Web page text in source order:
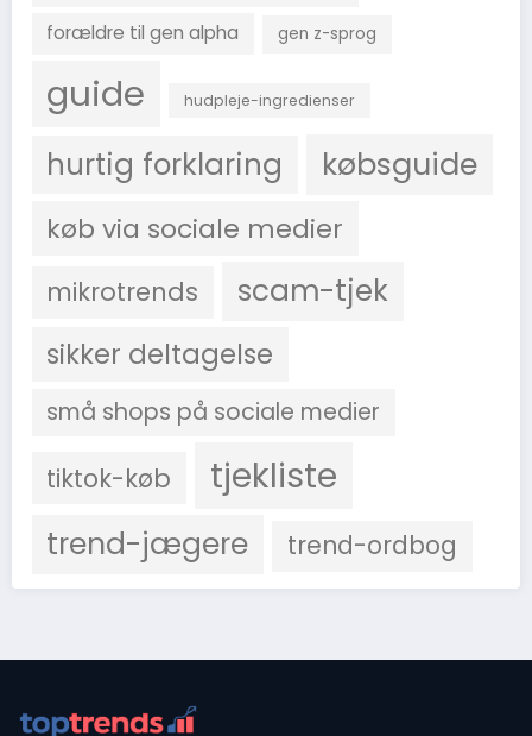
forældre til gen alpha gen z-sprog
guide hudpleje-ingredienser
hurtig forklaring købsguide
køb via sociale medier
mikrotrends scam-tjek
sikker deltagelse
små shops på sociale medier
tiktok-køb tjekliste
trend-jægere trend-ordbog